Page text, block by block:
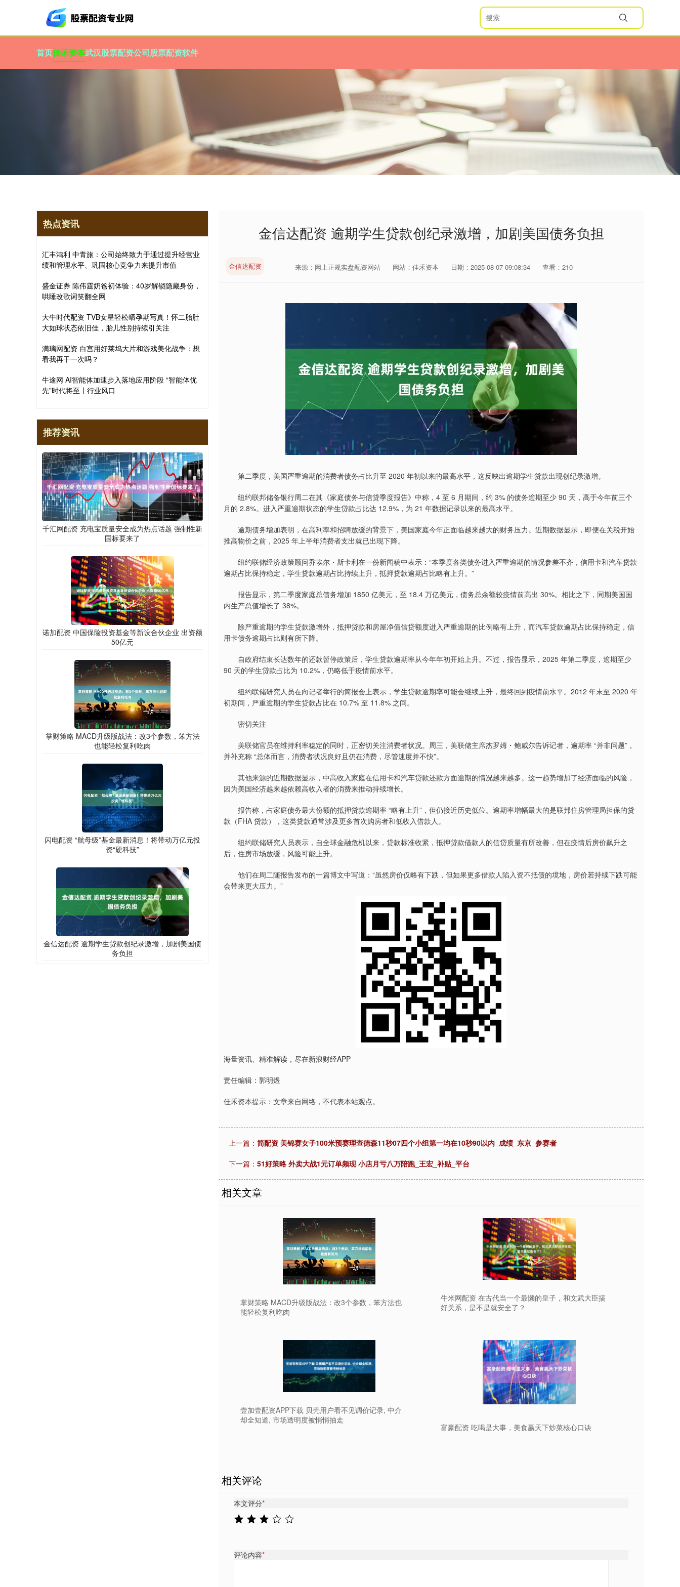
首页佳禾资本武汉股票配资公司股票配资软件
金信达配资 逾期学生贷款创纪录激增，加剧美国债务负担
金信达配资 来源：网上正规实盘配资网站 网站：佳禾资本 日期：2025-08-07 09:08:34 查看：210
第二季度，美国严重逾期的消费者债务占比升至 2020 年初以来的最高水平，这反映出逾期学生贷款出现创纪录激增。
纽约联邦储备银行周二在其《家庭债务与信贷季度报告》中称，4 至 6 月期间，约 3% 的债务逾期至少 90 天，高于今年前三个
月的 2.8%。进入严重逾期状态的学生贷款占比达 12.9%，为 21 年数据记录以来的最高水平。
逾期债务增加表明，在高利率和招聘放缓的背景下，美国家庭今年正面临越来越大的财务压力。近期数据显示，即便在关税开始
推高物价之前，2025 年上半年消费者支出就已出现下降。
纽约联储经济政策顾问乔埃尔・斯卡利在一份新闻稿中表示：“本季度各类债务进入严重逾期的情况参差不齐，信用卡和汽车贷款
逾期占比保持稳定，学生贷款逾期占比持续上升，抵押贷款逾期占比略有上升。”
报告显示，第二季度家庭总债务增加 1850 亿美元，至 18.4 万亿美元，债务总余额较疫情前高出 30%。相比之下，同期美国国
内生产总值增长了 38%。
除严重逾期的学生贷款激增外，抵押贷款和房屋净值信贷额度进入严重逾期的比例略有上升，而汽车贷款逾期占比保持稳定，信
用卡债务逾期占比则有所下降。
自政府结束长达数年的还款暂停政策后，学生贷款逾期率从今年年初开始上升。不过，报告显示，2025 年第二季度，逾期至少
90 天的学生贷款占比为 10.2%，仍略低于疫情前水平。
纽约联储研究人员在向记者举行的简报会上表示，学生贷款逾期率可能会继续上升，最终回到疫情前水平。2012 年末至 2020 年
初期间，严重逾期的学生贷款占比在 10.7% 至 11.8% 之间。
密切关注
美联储官员在维持利率稳定的同时，正密切关注消费者状况。周三，美联储主席杰罗姆・鲍威尔告诉记者，逾期率 “并非问题”，
并补充称 “总体而言，消费者状况良好且仍在消费，尽管速度并不快”。
其他来源的近期数据显示，中高收入家庭在信用卡和汽车贷款还款方面逾期的情况越来越多。这一趋势增加了经济面临的风险，
因为美国经济越来越依赖高收入者的消费来推动持续增长。
报告称，占家庭债务最大份额的抵押贷款逾期率 “略有上升”，但仍接近历史低位。逾期率增幅最大的是联邦住房管理局担保的贷
款（FHA 贷款），这类贷款通常涉及更多首次购房者和低收入借款人。
纽约联储研究人员表示，自全球金融危机以来，贷款标准收紧，抵押贷款借款人的信贷质量有所改善，但在疫情后房价飙升之
后，住房市场放缓，风险可能上升。
他们在周二随报告发布的一篇博文中写道：“虽然房价仅略有下跌，但如果更多借款人陷入资不抵债的境地，房价若持续下跌可能
会带来更大压力。”
海量资讯、精准解读，尽在新浪财经APP
责任编辑：郭明煜
佳禾资本提示：文章来自网络，不代表本站观点。
上一篇： 简配资 美锦赛女子100米预赛理查德森11秒07四个小组第一均在10秒90以内_成绩_东京_参赛者
下一篇： 51好策略 外卖大战1元订单频现 小店月亏八万陪跑_王宏_补贴_平台
相关文章
掌财策略 MACD升级版战法：改3个参数，笨方法也
能轻松复利吃肉
牛米网配资 在古代当一个最懒的皇子，和文武大臣搞
好关系，是不是就安全了？
壹加壹配资APP下载 贝壳用户看不见调价记录, 中介
却全知道, 市场透明度被悄悄抽走
富豪配资 吃喝是大事，美食赢天下炒菜核心口诀
相关评论
本文评分*
评论内容*
热点资讯
汇丰鸿利 中青旅：公司始终致力于通过提升经营业
绩和管理水平、巩固核心竞争力来提升市值
盛金证券 陈伟霆奶爸初体验：40岁解锁隐藏身份，
哄睡改歌词笑翻全网
大牛时代配资 TVB女星轻松晒孕期写真！怀二胎肚
大如球状态依旧佳，胎儿性别持续引关注
满璃网配资 白宫用好莱坞大片和游戏美化战争：想
看我再干一次吗？
牛途网 AI智能体加速步入落地应用阶段 “智能体优
先”时代将至丨行业风口
推荐资讯
千汇网配资 充电宝质量安全成为热点话题 强制性新
国标要来了
诺加配资 中国保险投资基金等新设合伙企业 出资额
50亿元
掌财策略 MACD升级版战法：改3个参数，笨方法
也能轻松复利吃肉
闪电配资 “航母级”基金最新消息！将带动万亿元投
资“硬科技”
金信达配资 逾期学生贷款创纪录激增，加剧美国债
务负担